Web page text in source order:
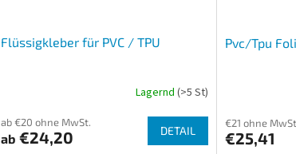
Flüssigkleber für PVC / TPU
Lagernd (>5 St)
ab €20 ohne MwSt.
ab €24,20 DETAIL
Pvc/Tpu
€21 ohne
€25,41